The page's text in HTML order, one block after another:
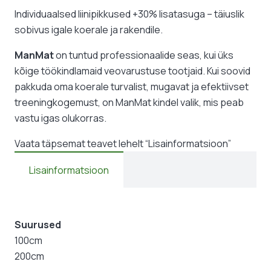
Individuaalsed liinipikkused +30% lisatasuga – täiuslik
sobivus igale koerale ja rakendile.
ManMaton tuntud professionaalide seas, kui üks
kõige töökindlamaid veovarustuse tootjaid. Kui soovid
pakkuda oma koerale turvalist, mugavat ja efektiivset
treeningkogemust, on ManMat kindel valik, mis peab
vastu igas olukorras.
Vaata täpsemat teavet lehelt “Lisainformatsioon”
Lisainformatsioon
Suurused
100cm
200cm